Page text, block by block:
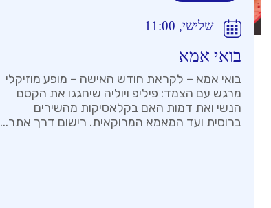
שלישי, 11:00
בואי אמא
בואי אמא – לקראת חודש האישה – מופע מוזיקלי
מרגש עם הצמד: פיליפ ויוליה שיחגגו את הקסם
הנשי ואת דמות האם בקלאסיקות מהשירים
ברוסית ועד המאמא המרוקאית. רישום דרך אתר...